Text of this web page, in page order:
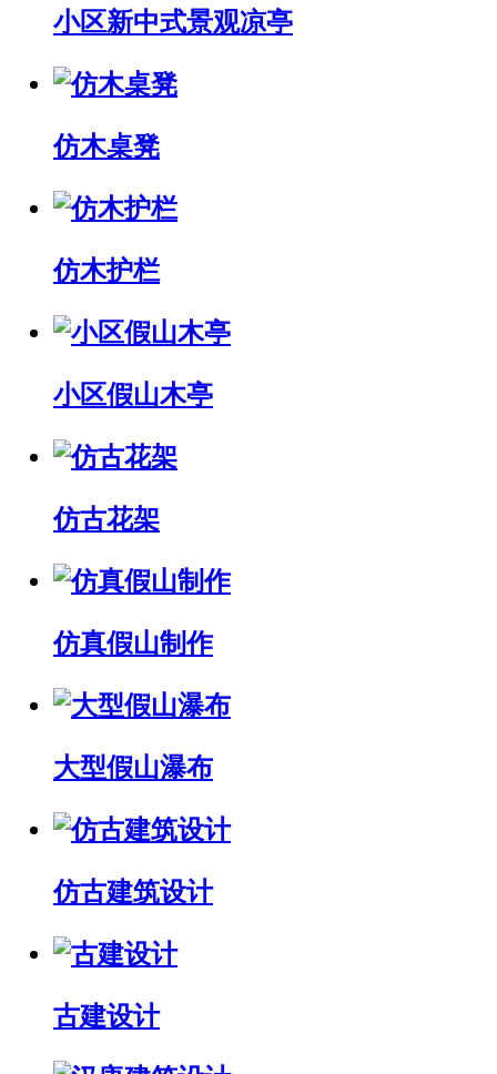
小区新中式景观凉亭
仿木桌凳
仿木护栏
小区假山木亭
仿古花架
仿真假山制作
大型假山瀑布
仿古建筑设计
古建设计